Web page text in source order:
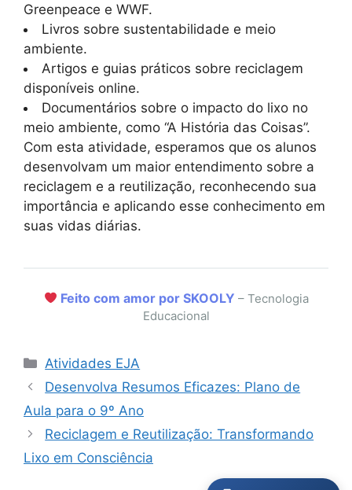
Greenpeace e WWF.
Livros sobre sustentabilidade e meio
ambiente.
Artigos e guias práticos sobre reciclagem
disponíveis online.
Documentários sobre o impacto do lixo no
meio ambiente, como “A História das Coisas”.
Com esta atividade, esperamos que os alunos
desenvolvam um maior entendimento sobre a
reciclagem e a reutilização, reconhecendo sua
importância e aplicando esse conhecimento em
suas vidas diárias.
Feito com amor por SKOOLY – Tecnologia
Educacional
Categorias
Atividades EJA
Desenvolva Resumos Eficazes: Plano de
Aula para o 9º Ano
Reciclagem e Reutilização: Transformando
Lixo em Consciência